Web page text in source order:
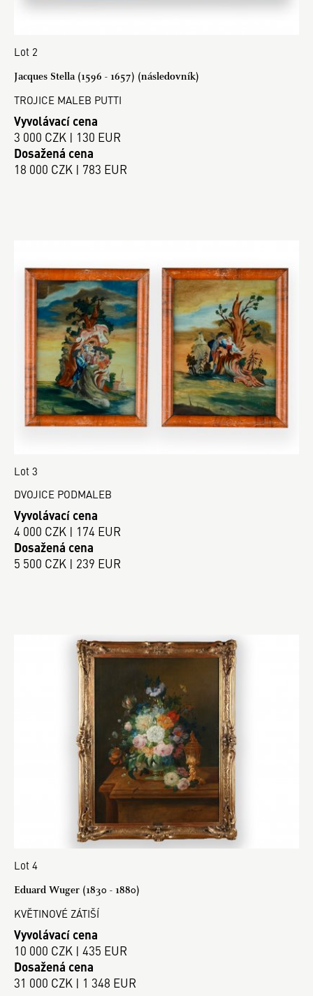
Lot 2
Jacques Stella (1596 - 1657) (následovník)
TROJICE MALEB PUTTI
Vyvolávací cena
3 000 CZK | 130 EUR
Dosažená cena
18 000 CZK | 783 EUR
Lot 3
DVOJICE PODMALEB
Vyvolávací cena
4 000 CZK | 174 EUR
Dosažená cena
5 500 CZK | 239 EUR
Lot 4
Eduard Wuger (1830 - 1880)
KVĚTINOVÉ ZÁTIŠÍ
Vyvolávací cena
10 000 CZK | 435 EUR
Dosažená cena
31 000 CZK | 1 348 EUR